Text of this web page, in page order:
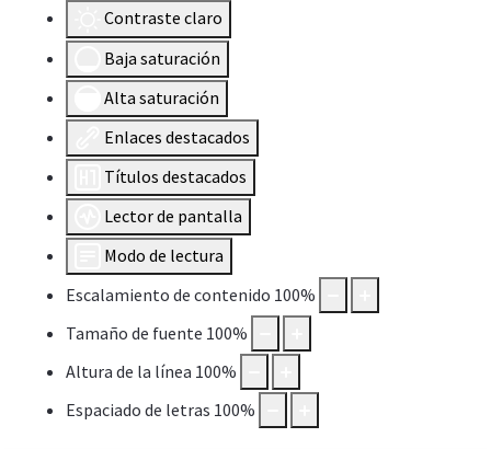
Contraste claro
Baja saturación
Alta saturación
Enlaces destacados
Títulos destacados
Lector de pantalla
Modo de lectura
Escalamiento de contenido 100%
Tamaño de fuente 100%
Altura de la línea 100%
Espaciado de letras 100%